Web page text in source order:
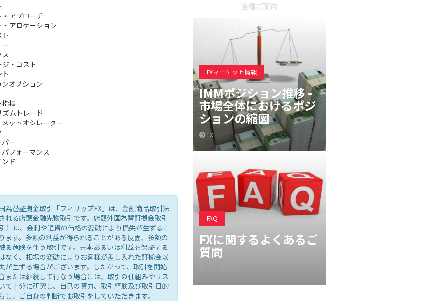
・アプローチ
・アロケーション
ト
ー
ス
ジ・コスト
ト
ンオプション
指標
ズムトレード
メットオシレーター
パー
パフォーマンス
ド
為替証拠金取引「フィリップFX」は、金融商品取引法
れる店頭金融先物取引です。店頭外国為替証拠金取引
引）は、金利や通貨の価格の変動により損失が生ずるこ
ます。多額の利益が得られることがある反面、多額の
る危険を伴う取引です。元本あるいは利益を保証する
なく、相場の変動によりお客様が差し入れた証拠金以
が生ずる場合がございます。したがって、取引を開始
または継続して行なう場合には、取引の仕組みやリス
て十分に研究し、自己の資力、取引経験及び取引目的
し、ご自身の判断でお取引をしていただきます。
各種ご案内
FXマーケット情報
IMMポジション推移 -
市場全体におけるポジ
ションの縮図
FX
FAQ
FXに関するよくあるご
質問